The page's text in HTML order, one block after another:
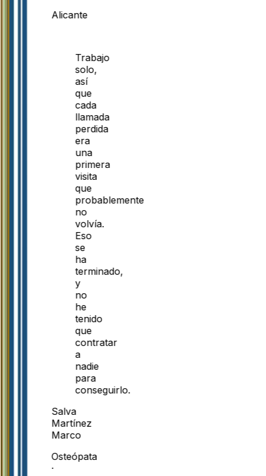
Alicante
Trabajo
solo,
así
que
cada
llamada
perdida
era
una
primera
visita
que
probablemente
no
volvía.
Eso
se
ha
terminado,
y
no
he
tenido
que
contratar
a
nadie
para
conseguirlo.
Salva
Martínez
Marco
Osteópata
·